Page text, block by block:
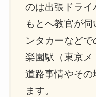
のは出張ドラ
もとへ教官が
ンタカーなど
楽園駅（東京
道路事情やそ
ます。